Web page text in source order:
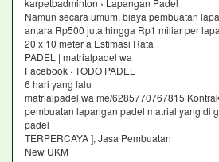
karpetbadminton › Lapangan Padel
Namun secara umum, biaya pembuatan
antara Rp500 juta hingga Rp1 miliar per
20 x 10 meter a Estimasi Rata
PADEL | matrialpadel wa
Facebook · TODO PADEL
6 hari yang lalu
matrialpadel wa me/6285770767815
pembuatan lapangan padel matrial yang di
padel
TERPERCAYA ], Jasa Pembuatan
New UKM